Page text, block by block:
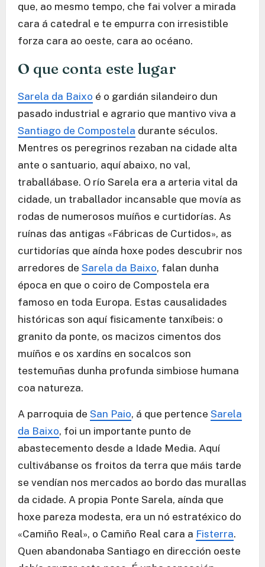
que, ao mesmo tempo, che fai volver a mirada
cara á catedral e te empurra con irresistible
forza cara ao oeste, cara ao océano.
O que conta este lugar
Sarela da Baixo é o gardián silandeiro dun
pasado industrial e agrario que mantivo viva a
Santiago de Compostela durante séculos.
Mentres os peregrinos rezaban na cidade alta
ante o santuario, aquí abaixo, no val,
traballábase. O río Sarela era a arteria vital da
cidade, un traballador incansable que movía as
rodas de numerosos muíños e curtidorías. As
ruínas das antigas «Fábricas de Curtidos», as
curtidorías que aínda hoxe podes descubrir nos
arredores de Sarela da Baixo, falan dunha
época en que o coiro de Compostela era
famoso en toda Europa. Estas causalidades
históricas son aquí fisicamente tanxíbeis: o
granito da ponte, os macizos cimentos dos
muíños e os xardíns en socalcos son
testemuñas dunha profunda simbiose humana
coa natureza.
A parroquia de San Paio, á que pertence Sarela
da Baixo, foi un importante punto de
abastecemento desde a Idade Media. Aquí
cultivábanse os froitos da terra que máis tarde
se vendían nos mercados ao bordo das murallas
da cidade. A propia Ponte Sarela, aínda que
hoxe pareza modesta, era un nó estratéxico do
«Camiño Real», o Camiño Real cara a Fisterra.
Quen abandonaba Santiago en dirección oeste